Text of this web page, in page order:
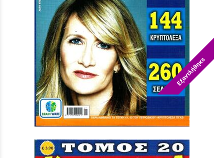
Εξαντλήθηκε
ΚΡΥΠΤΟΛΕΞΑ ΓΙΓΑΣ ΝΟ 21
Τιμή: 3,90 €